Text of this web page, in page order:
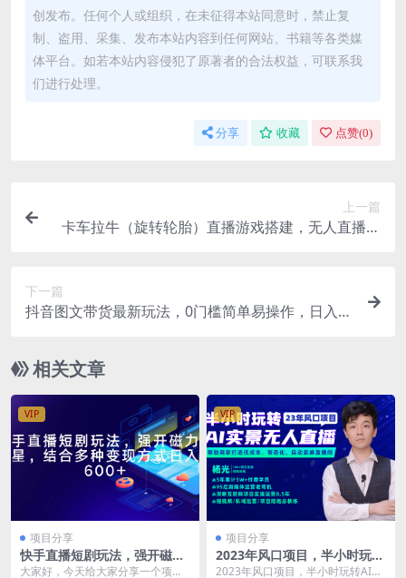
创发布。任何个人或组织，在未征得本站同意时，禁止复
制、盗用、采集、发布本站内容到任何网站、书籍等各类媒
体平台。如若本站内容侵犯了原著者的合法权益，可联系我
们进行处理。
分享 收藏 点赞(0)
上一篇
卡车拉牛（旋转轮胎）直播游戏搭建，无人直播爆
下一篇
抖音图文带货最新玩法，0门槛简单易操作，日入1
相关文章
VIP
项目分享
快手直播短剧玩法，强开磁力
聚星，结合多种变现方式日入
大家好，今天给大家分享一个项目:
VIP
项目分享
2023年风口项目，半小时玩转
AI实景无人直播
2023年风口项目，半小时玩转AI实